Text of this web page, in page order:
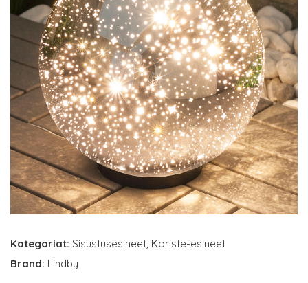
Kategoriat: Sisustusesineet, Koriste-esineet
Brand: Lindby